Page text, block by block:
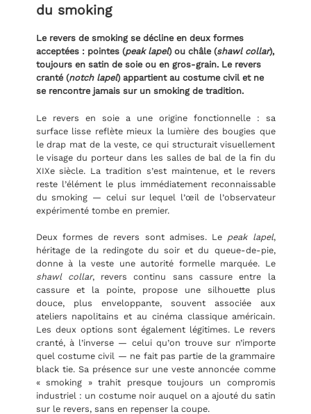
du smoking
Le revers de smoking se décline en deux formes
acceptées : pointes (peak lapel) ou châle (shawl collar),
toujours en satin de soie ou en gros-grain. Le revers
cranté (notch lapel) appartient au costume civil et ne
se rencontre jamais sur un smoking de tradition.
Le revers en soie a une origine fonctionnelle : sa
surface lisse reflète mieux la lumière des bougies que
le drap mat de la veste, ce qui structurait visuellement
le visage du porteur dans les salles de bal de la fin du
XIXe siècle. La tradition s’est maintenue, et le revers
reste l’élément le plus immédiatement reconnaissable
du smoking — celui sur lequel l’œil de l’observateur
expérimenté tombe en premier.
Deux formes de revers sont admises. Le peak lapel,
héritage de la redingote du soir et du queue-de-pie,
donne à la veste une autorité formelle marquée. Le
shawl collar, revers continu sans cassure entre la
cassure et la pointe, propose une silhouette plus
douce, plus enveloppante, souvent associée aux
ateliers napolitains et au cinéma classique américain.
Les deux options sont également légitimes. Le revers
cranté, à l’inverse — celui qu’on trouve sur n’importe
quel costume civil — ne fait pas partie de la grammaire
black tie. Sa présence sur une veste annoncée comme
« smoking » trahit presque toujours un compromis
industriel : un costume noir auquel on a ajouté du satin
sur le revers, sans en repenser la coupe.